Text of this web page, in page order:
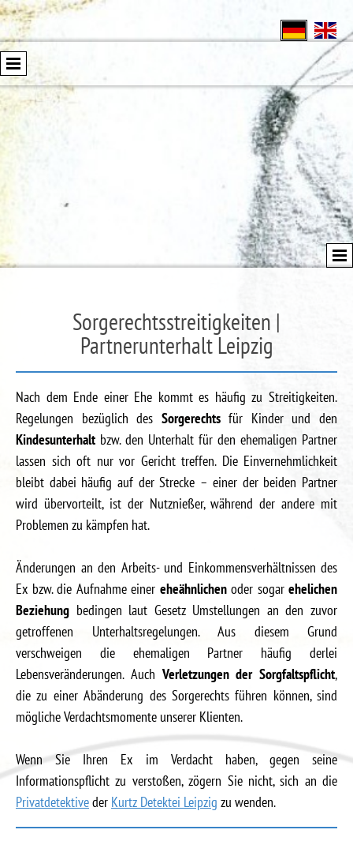
Sorgerechtsstreitigkeiten |
Partnerunterhalt Leipzig
Nach dem Ende einer Ehe kommt es häufig zu Streitigkeiten.
Regelungen bezüglich des Sorgerechtsfür Kinder und den
Kindesunterhalt bzw. den Unterhalt für den ehemaligen Partner
lassen sich oft nur vor Gericht treffen. Die Einvernehmlichkeit
bleibt dabei häufig auf der Strecke – einer der beiden Partner
wird übervorteilt, ist der Nutznießer, während der andere mit
Problemen zu kämpfen hat.
Änderungen an den Arbeits- und Einkommensverhältnissen des
Ex bzw. die Aufnahme einer eheähnlichenoder sogar ehelichen
Beziehung bedingen laut Gesetz Umstellungen an den zuvor
getroffenen Unterhaltsregelungen. Aus diesem Grund
verschweigen die ehemaligen Partner häufig derlei
Lebensveränderungen. Auch Verletzungen der Sorgfaltspflicht,
die zu einer Abänderung des Sorgerechts führen können, sind
mögliche Verdachtsmomente unserer Klienten.
Wenn Sie Ihren Ex im Verdacht haben, gegen seine
Informationspflicht zu verstoßen, zögern Sie nicht, sich an die
Privatdetektiveder Kurtz Detektei Leipzig zu wenden.